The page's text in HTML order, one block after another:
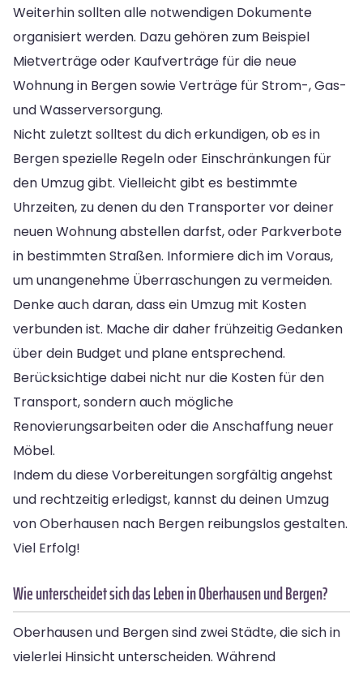
Weiterhin sollten alle notwendigen Dokumente
organisiert werden. Dazu gehören zum Beispiel
Mietverträge oder Kaufverträge für die neue
Wohnung in Bergen sowie Verträge für Strom-, Gas-
und Wasserversorgung.
Nicht zuletzt solltest du dich erkundigen, ob es in
Bergen spezielle Regeln oder Einschränkungen für
den Umzug gibt. Vielleicht gibt es bestimmte
Uhrzeiten, zu denen du den Transporter vor deiner
neuen Wohnung abstellen darfst, oder Parkverbote
in bestimmten Straßen. Informiere dich im Voraus,
um unangenehme Überraschungen zu vermeiden.
Denke auch daran, dass ein Umzug mit Kosten
verbunden ist. Mache dir daher frühzeitig Gedanken
über dein Budget und plane entsprechend.
Berücksichtige dabei nicht nur die Kosten für den
Transport, sondern auch mögliche
Renovierungsarbeiten oder die Anschaffung neuer
Möbel.
Indem du diese Vorbereitungen sorgfältig angehst
und rechtzeitig erledigst, kannst du deinen Umzug
von Oberhausen nach Bergen reibungslos gestalten.
Viel Erfolg!
Wie unterscheidet sich das Leben in Oberhausen und Bergen?
Oberhausen und Bergen sind zwei Städte, die sich in
vielerlei Hinsicht unterscheiden. Während